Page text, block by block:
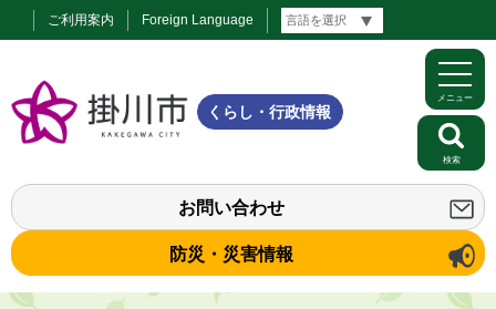
ご利用案内 Foreign Language
くらし・行政情報
お問い合わせ
防災・災害情報
メニュー
検索